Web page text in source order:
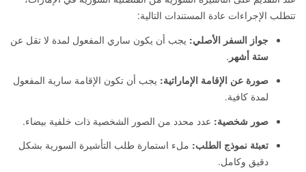
تتطلب الإجراءات عادة المستندات التالية:
جواز السفر الأصلي: يجب أن يكون ساري المفعول لمدة لا تقل عن
ستة أشهر .
صورة عن الإقامة الإماراتية: يجب أن تكون الإقامة سارية المفعول
لمدة كافية.
صور شخصية: عدد محدد من الصور الشخصية ذات خلفية بيضاء.
تعبئة نموذج الطلب: ملء استمارة طلب التأشيرة السورية بشكل
دقيق وكامل.